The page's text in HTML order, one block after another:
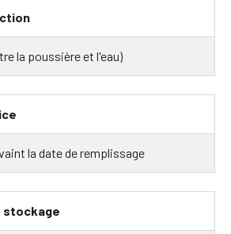
la poussière et l'eau)
la date de remplissage
stockage